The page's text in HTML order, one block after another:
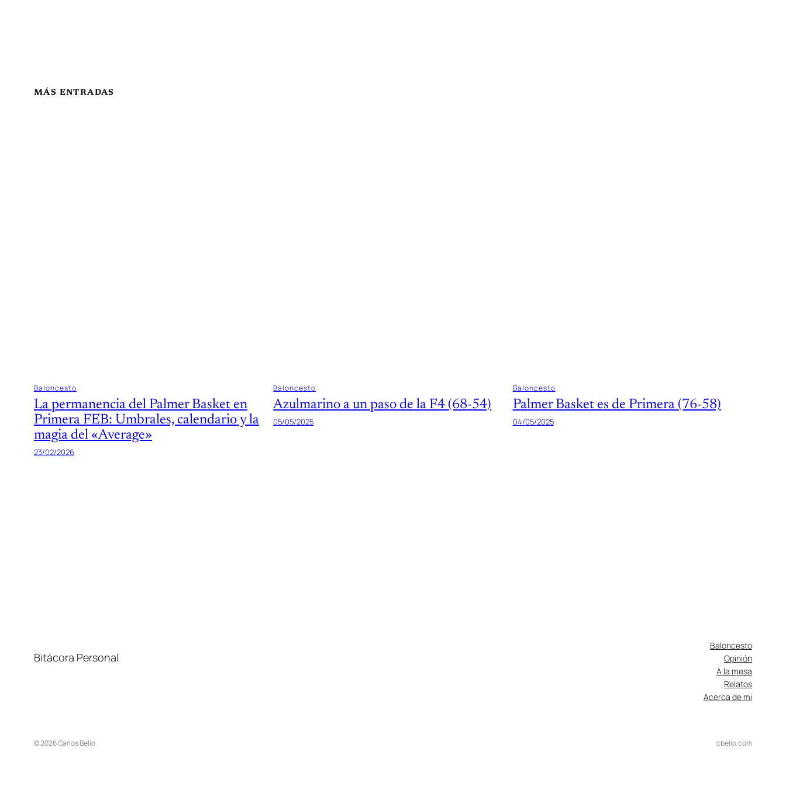
MÁS ENTRADAS
Baloncesto
La permanencia del Palmer Basket en
Primera FEB: Umbrales, calendario y la
magia del «Average»
23/02/2026
Baloncesto
Azulmarino a un paso de la F4 (68-54)
05/05/2025
Baloncesto
Palmer Basket es de Primera (76-58)
04/05/2025
Bitácora Personal
Baloncesto
Opinión
A la mesa
Relatos
Acerca de mi
© 2026 Carlos Belío cbelio.com